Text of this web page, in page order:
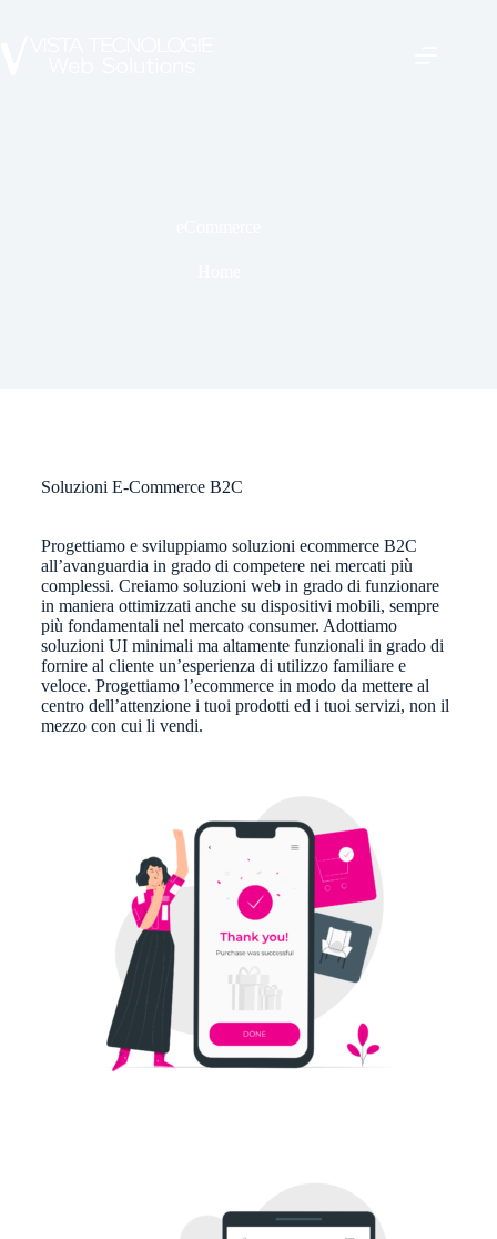
Soluzioni E-Commerce B2C
Progettiamo e sviluppiamo soluzioni ecommerce B2C
all’avanguardia in grado di competere nei mercati più
complessi. Creiamo soluzioni web in grado di funzionare
in maniera ottimizzati anche su dispositivi mobili, sempre
più fondamentali nel mercato consumer. Adottiamo
soluzioni UI minimali ma altamente funzionali in grado di
fornire al cliente un’esperienza di utilizzo familiare e
veloce. Progettiamo l’ecommerce in modo da mettere al
centro dell’attenzione i tuoi prodotti ed i tuoi servizi, non il
mezzo con cui li vendi.